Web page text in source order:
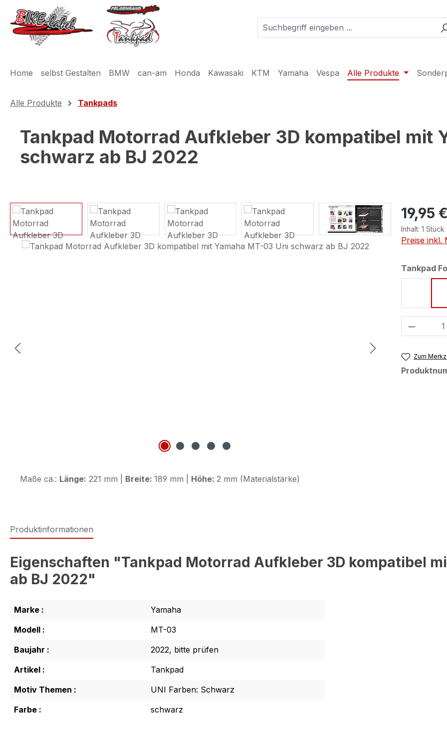
Hauptinhalt springen
Zur Suche springen
Zur Hauptnavigation springen
Home selbst Gestalten BMW can-am Honda Kawasaki KTM Yamaha Vespa Alle Produkte
Alle Produkte Tankpads
Tankpad Motorrad Aufkleber 3D kompatibel mit
schwarz ab BJ 2022
Bildergalerie überspringen 19,95 €
Inhalt: 1 Stück
Preise inkl.
Tankpad
Zum
Maße ca.: Länge: 221 mm | Breite: 189 mm | Höhe: 2 mm (Materialstärke)
Produktinformationen
Eigenschaften "Tankpad Motorrad Aufkleber 3D kompatibel
ab BJ 2022"
Marke :
Yamaha
Modell :
MT-03
Baujahr :
2022, bitte prüfen
Artikel :
Tankpad
Motiv Themen :
UNI Farben: Schwarz
Farbe :
schwarz